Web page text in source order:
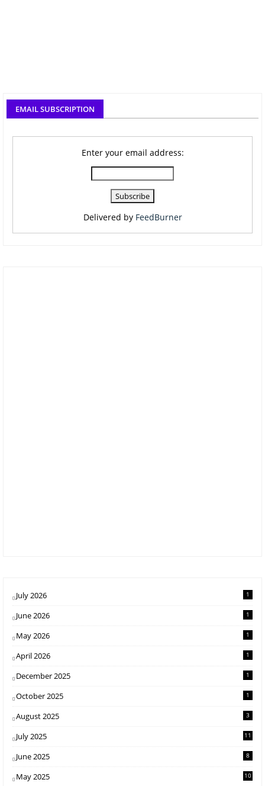
EMAIL SUBSCRIPTION
Enter your email address:
Delivered by FeedBurner
July 2026 1
June 2026 1
May 2026 1
April 2026 1
December 2025 1
October 2025 1
August 2025 3
July 2025 11
June 2025 8
May 2025 10